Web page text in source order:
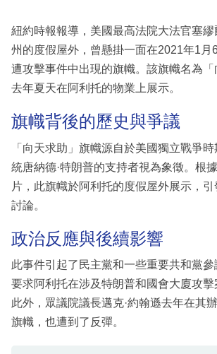
區
紐約時報報導，美國最高法院大法官塞繆
州的度假屋外，曾懸掛一面在2021年1月
遭攻擊事件中出現的旗幟。該旗幟名為
去年夏天在阿利托的物業上展示。
旗幟背後的歷史與爭議
「向天求助」旗幟源自於美國獨立戰爭
統唐納德·特朗普的支持者視為象徵。根
片，此旗幟於阿利托的度假屋外展示，
討論。
政治反應與後續影響
此事件引起了民主黨和一些重要共和黨
要求阿利托在涉及特朗普和國會大廈攻擊
此外，眾議院議長邁克·約翰遜去年在其
旗幟，也遭到了反彈。